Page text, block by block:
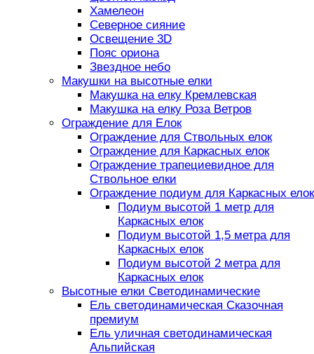
Хамелеон
Северное сияние
Освещение 3D
Пояс ориона
Звездное небо
Макушки на высотные елки
Макушка на елку Кремлевская
Макушка на елку Роза Ветров
Ограждение для Елок
Ограждение для Ствольных елок
Ограждение для Каркасных елок
Ограждение трапециевидное для
Ствольное елки
Ограждение подиум для Каркасных елок
Подиум высотой 1 метр для
Каркасных елок
Подиум высотой 1,5 метра для
Каркасных елок
Подиум высотой 2 метра для
Каркасных елок
Высотные елки Светодинамические
Ель светодинамическая Сказочная
премиум
Ель уличная светодинамическая
Альпийская